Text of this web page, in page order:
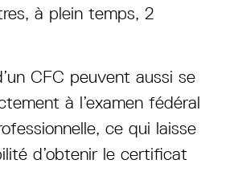
à plein temps, 2
CFC peuvent aussi se
à l’examen fédéral
ce qui laisse
d’obtenir le certificat